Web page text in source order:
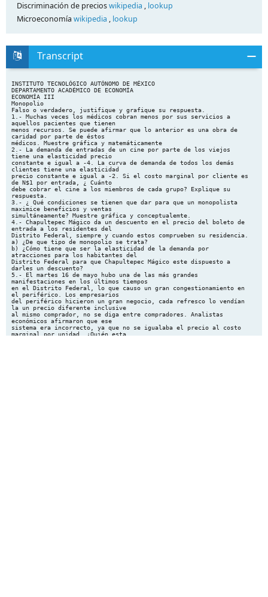
Discriminación de precioswikipedia , lookup
Microeconomía wikipedia , lookup
Transcript
INSTITUTO TECNOLÓGICO AUTÓNOMO DE MÉXICO DEPARTAMENTO ACADÉMICO DE ECONOMÍA ECONOMÍA III Monopolio Falso o verdadero, justifique y grafique su respuesta. 1.- Muchas veces los médicos cobran menos por sus servicios a aquellos pacientes que tienen menos recursos. Se puede afirmar que lo anterior es una obra de caridad por parte de éstos médicos. Muestre gráfica y matemáticamente 2.- La demanda de entradas de un cine por parte de los viejos tiene una elasticidad precio constante e igual a -4. La curva de demanda de todos los demás clientes tiene una elasticidad precio constante e igual a -2. Si el costo marginal por cliente es de N$1 por entrada, ¿ Cuánto debe cobrar el cine a los miembros de cada grupo? Explique su respuesta. 3.- ¿ Qué condiciones se tienen que dar para que un monopolista maximice beneficios y ventas simultáneamente? Muestre gráfica y conceptualemte. 4.- Chapultepec Mágico da un descuento en el precio del boleto de entrada a los residentes del Distrito Federal, siempre y cuando estos comprueben su residencia. a) ¿De que tipo de monopolio se trata? b) ¿Cómo tiene que ser la elasticidad de la demanda por atracciones para los habitantes del Distrito Federal para que Chapultepec Mágico este dispuesto a darles un descuento? 5.- El martes 16 de mayo hubo una de las más grandes manifestaciones en los últimos tiempos en el Distrito Federal, lo que causo un gran congestionamiento en el periférico. Los empresarios del periférico hicieron un gran negocio, cada refresco lo vendían la un precio diferente inclusive al mismo comprador, no se diga entre compradores. Analistas económicos afirmaron que ese sistema era incorrecto, ya que no se igualaba el precio al costo marginal por unidad. ¿Quién esta en los correcto? Explique y grafique su respuesta. 6.- Un monopolio maximizará beneficios en donde la demanda tenga elasticidad precio unitaria, ya que en ese punta el ingreso marginal es máximo. 7.- Un monopolista discriminador siempre igualará el ingreso marginal en cada uno de los mercados en donde vende. 8.- Un monopolio discriminador de primer grado, la condición de maximización de las utilidades es que Cmg= Img= P. 9.- Bajo la estructura de un monopolio multiplanta la cantidad intercambiada en el mercado será mayor que aquella intercambiada en competencia perfecta, sin embargo el monopolista multiplanta tiene costos de producción mayores por planta que aquellos que enfrentan las empresas en competencia perfecta. 10.- Para un monopolista discriminador que atiende a dos mercados, en donde la razón de precios óptima es P2/P1 1, entonces la demanda 2 será más sensible a cambios en precio que la demanda 1. 11.- Una empresa adquiere todas las empresas -idénticas entre si- que inicialmente constituían una industria en competencia perfecta, y logra establecer barreras para que nadie pueda entrar a esa industria. En el largo plazo ese monopolio disminuirá la producción de cada una de las plantas, pues de esta manera logrará igualar el costo marginal con el ingreso marginal para el conjunto de plantas. 12.- Si se redistribuyen entre los consumidores la porción del excedente del consumidor que el monopolista se apropia al pasar de la situación de competencia perfecta a la del monopolio, se eliminaría también el costo social derivado de dicha estructura de mercado. Falso o verdadero, grafique y explique su respuesta. 13.- Un monopolista simple esta vendiendo un producto a un solo precio. Si se le permite ahora discriminar precios por cada unidad vendida. ¿Cómo actuará el monopolista?, ¿qué efectos tendrá esta discriminación sobre el excedente del consumidor y del productor? Grafique y explique su respuesta. 14.- Para un monopolista que discrimina perfectamente, la curva de ingresos marginales es idéntica a la curva de demanda. 15.- En un mercado en donde opera un monopolio, cuanto más elástica sea la curva de demanda menor será la diferencia entre el precio y el costo marginal en el óptimo de producción. Eso se debe a que para la empresa monopolística el ingreso marginal es una función creciente de la elasticaidad de la demanda. Justifica gráfica y analíticamente. Ejercicios. 1.- Un productor tiene el mercado interno protegido de la competencia internacional, y así logra constituir un monopolio nacional. La demanda doméstica del artículo es: Pdom=120 - qdom / 10 Esta empresa también puede vender en el mercado internacional, en donde el precio del artículo es: Pint = 80, independientemente de la cantidad que venda. Los costos marginales de la empresa son los siguientes: Cmg = 50 + Q / 10 En donde: Q=qdom+qint a) Obtenga la cantidad vendida por el monopolio en cada uno de los mercados. b) Compare los precios de equilibrio a los cuales vende el productor y la elasticidad de demanda en cada uno de los mercados. Grafique y Explique su respuesta. 2.- Cieguito es el único productor de lentes en Chihuahua. Su tecnología está descrita por la siguiente ecuación: C(Q) = 3600 + 2Q Por su parte, las únicas familias que utilizan lentes en esa ciudad son los García y los Garcés. Sin embargo, estas familias se odian a muerte, a tal grado que ninguno de sus integrantes se saludan. Por ello, la demanda de Cieguito se encuentra segmentada. Así, la demanda de los García es P1 = 400 - 4Q1 mientras que la de los Garcés es P2 = (225 -Q2)/2 a) b) Indique qué precio cobra Cieguito y cuántos lentes se venden a cada familia. Demuestre matemáticamente y luego justifique intuitivamente por qué Cieguito cobra un precio mayor a la familia cuya demanda tiene menor elasticidad precio ¿Qué pasaría si se hicieran las paces entre las familias, y en una plática de café se abordara el tema de los lentes y los precios que cobra Cieguito? Ante esta situación, ¿Seguirían pagando el mismo precio cada una de las familias por los lentes? ¿Podría Cieguito cobrar el mismo precio en ambos mercados? Explique intuitivamente y grafique. 2 c) Ahora Cieguito tiene la posibilidad de exportar su producción al resto de la República Mexicana, mercado perfectamente competitivo. Indique cuál será la condición necesaria que Cieguito deberá seguir para encontrar la producción óptima a nivel nacional. ¿Cuál será la condición suficiente para que bajo competencia perfecta maximice sus beneficios? Justifique intuitivamente su respuesta d) Si se compara la curva de oferta de Cieguito bajo competencia perfecta con la de monopolio se encontrará que la primera es más elástica que la segunda. Determine si la aseveración es falsa, verdadera o incierta. La calificación dependerá exclusivamente de su justificación 3.- La demanda de un mercado es: P = 175 - Q. En el mercado hay una única empresa cuya tecnología esta descrita por 2. C(Q) = 3600 + Q a) Encuentre las soluciones de competencia y monopolio para esta situación. Especifique claramente los supuestos que fundamentan a cada una de las soluciones. b) Suponga ahora que la demanda se encuentra segmentada y que no hay arbitraje. Las demandas de los mercados son P = 300 - 3q1 P2 = (225 -·q2)/2. 1 en cada mercado y cuantas unidades se intercambia en cada ¿Qué precio impone el monopolio uno? 4.- La empresa Narc. S.A. es la única que abastece en su totalidad la demanda del mercado dada por Q = 50 - 1/2 P con los siguientes costos totales: 2 CT = 50+ 25Q +1/2 Q a) ¿Cuál es el nivel de beneficios económicos de esta empresa? Grafique su respuesta b) Calcule la elasticidad precio de la demanda para la cantidad producida por la empresa. c) ¿Cual es el monto del excedente del consumidor? Gafique y explique su respuesta d) Si el gobierno decidiera intervenir estableciendo un precio oficial de P=60. ¿qué implicaciones tendría en le monto de beneficios económicos de la empresa? 5.- Juan es dueño de un monopolio de autocasseteras. Su función de costos esta dada por: Ct (Q) = 1000 + 4Q Existen dos tipos de clientes potenciales para las autocasseteras de Juan: individuos que tienen carros domésticos e individuos que poseen carros importados. La demanda del mercado por autocassseteras para cada tipo de individuo está dada por: Qd = 100 - 2P Qs = 200 - 4P a) Suponga que Juan no puede separar los mercados y consecuentemente tiene que vender al mismo precios en los dos mercados. ¿ Cuál es el precio óptimo que Juan va a cobrar? ¿Cuáles son los beneficios totales? b) Suponga ahora que es posible que Juan cobre diferentes precios a los dos tipos de dueño. (Esto es, Juan puede evitar el arbitraje entre ambos mercados), ¿Sería conveniente discriminar en precio?, Si es así, ¿Que precio cobraría a cada tipo de dueño?. Si Juan no discrimina en precios explique porqué. 6.- Si la función de demanda es: P= 3000 - 2Q y la función de costos totales es 2. CT= 20 Q a) Obtener el equilibrio en una situación de monopolio calculando la cantidad, el precio de equilibrio y los beneficios totales. b) ¿Cuál sería la cantidad intercambiada bajo competencia perfecta? 3 c) Muestre gráficamente el costo en bienestar social generado por la existencia del monopolio. 7.- Un monopolio tiene dos plantas productivas, para las cuales los costos de producción están dados por: 2 Planta 1: C(Q) = 10 Q 1 2 Planta 2: C(Q) = 20 Q 2 La empresa enfrenta la siguiente función de demanda: P = 700 - 5Q En donde Q es el producto total, i.e. Q = Q + Q 2 1 A) Grafique las curvas de costos marginales de cada planta. Adicionalmente, grafique la función de demanda, ingresos marginales y costo marginal total del productor. Indique la cantidad de producto que maximiza beneficios por planta, producto total y precio. B) Calcule los valores de Q , Q , Q y el precio que maximizan los beneficios del productor. 1 2 8.- Un laboratorio farmaceútico conoce la elasticidad de la demada por insulina que ofrece bajo monopolio, y sabe que hay dos grupos de consumidores con elasticidades constantes. Para los idividuos diabéticos la elasticidad de la demanda es -3, mientras que para el resto de los consumidores es -10. Actualemtne el precio en ambos mercados es igual a 1. suponiendo que no hay posibilidad es de arbitraje ent